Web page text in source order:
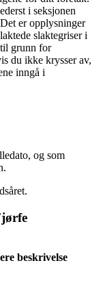
i seksjonen
er opplysninger
slaktegriser i
grunn for
du ikke krysser av,
inngå i
og som
beskrivelse